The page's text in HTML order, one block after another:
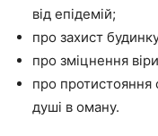
від епідемій;
про захист
про зміцнення
про протистояння
душі в оману.